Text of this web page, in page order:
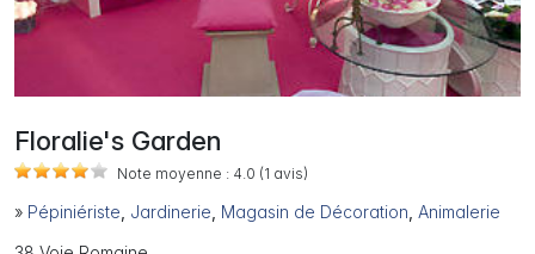
Floralie's Garden
Note moyenne : 4.0 (1 avis)
» Pépiniériste Jardinerie Magasin de Décoration Animalerie